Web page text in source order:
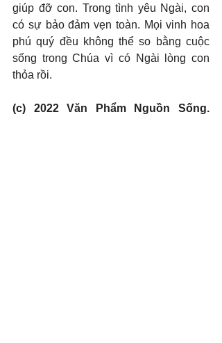
giúp đỡ con. Trong tình yêu Ngài, con
có sự bảo đảm vẹn toàn. Mọi vinh hoa
phú quý đều không thể so bằng cuộc
sống trong Chúa vì có Ngài lòng con
thỏa rồi.
(c) 2022 Văn Phẩm Nguồn Sống.